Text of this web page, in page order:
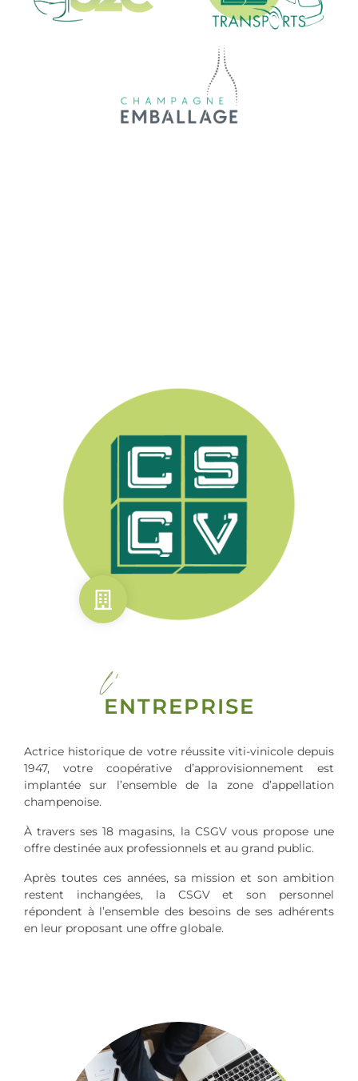
l'
ENTREPRISE
Actrice historique de votre réussite viti-vinicole depuis
1947, votre coopérative d’approvisionnement est
implantée sur l’ensemble de la zone d’appellation
champenoise.
À travers ses 18 magasins, la CSGV vous propose une
offre destinée aux professionnels et au grand public.
Après toutes ces années, sa mission et son ambition
restent inchangées, la CSGV et son personnel
répondent à l’ensemble des besoins de ses adhérents
en leur proposant une offre globale.